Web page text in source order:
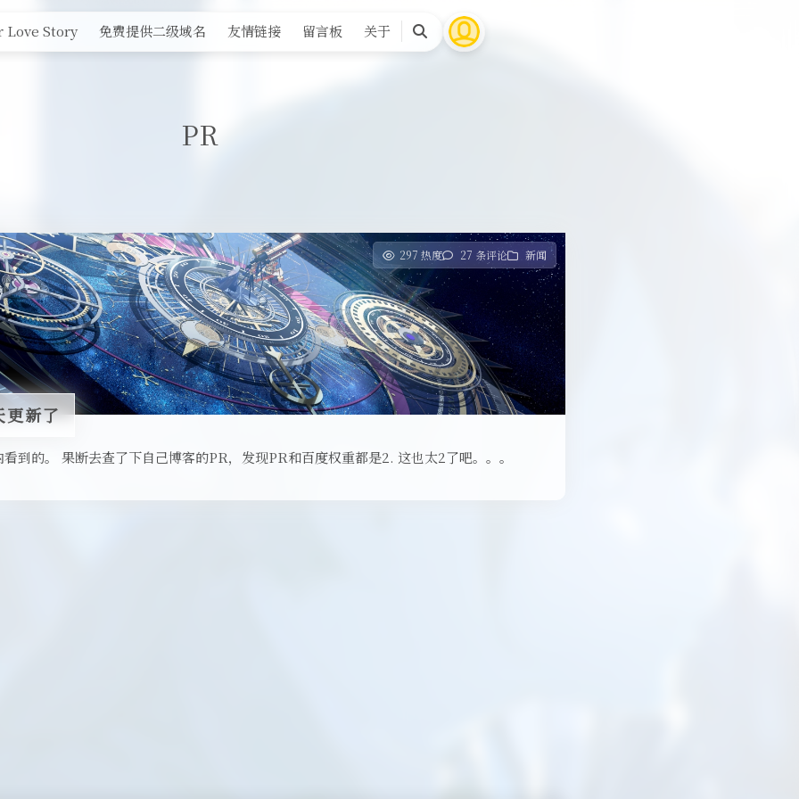
Love Story 免费提供二级域名 友情链接 留言板 关于
搜
PR
297 热度 27 条评论 新闻
新了
到的。 果断去查了下自己博客的PR，发现PR和百度权重都是2. 这也太2了吧。。。